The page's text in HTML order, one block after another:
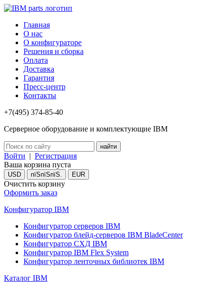
Главная
О нас
О конфигураторе
Решения и сборка
Оплата
Доставка
Гарантия
Пресс-центр
Контакты
+7(495) 374-85-40
Серверное оборудование и комплектующие IBM
Войти | Регистрация
Ваша корзина пуста
USD пїЅпїЅпїЅ. EUR
Очистить корзину
Оформить заказ
Конфигуратор IBM
Конфигуратор серверов IBM
Конфигуратор блейд-серверов IBM BladeCenter
Конфигуратор СХД IBM
Конфигуратор IBM Flex System
Конфигуратор ленточных библиотек IBM
Каталог IBM